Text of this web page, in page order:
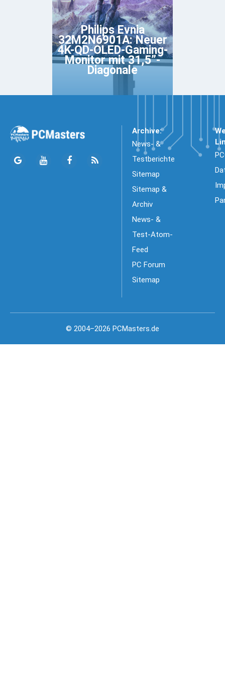
Philips Evnia
32M2N6901A: Neuer
4K-QD-OLED-Gaming-
Monitor mit 31,5”-
Diagonale
Archive:
News- &
Testberichte
Sitemap
Sitemap &
Archiv
News- &
Test-Atom-
Feed
PC Forum
Sitemap
© 2004–2026 PCMasters.de